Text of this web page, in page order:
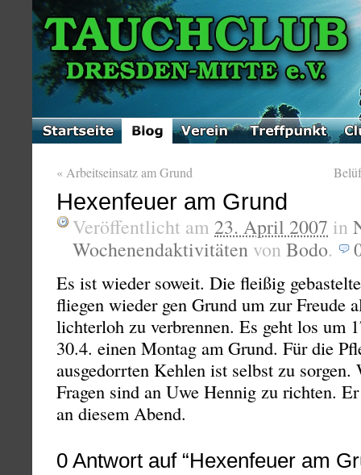
« Arbeitseinsatz am Grund
Hexenfeuer am Grund
Veröffentlicht am 23. April 2007 in
Wochenendaktivitäten von Bodo.
Es ist wieder soweit. Die fleißig
fliegen wieder gen Grund um zur Freude
lichterloh zu verbrennen. Es geht los um
30.4. einen Montag am Grund. Für die
ausgedorrten Kehlen ist selbst zu sorgen.
Fragen sind an Uwe Hennig zu richten.
an diesem Abend.
0 Antwort auf “Hexenfeuer am